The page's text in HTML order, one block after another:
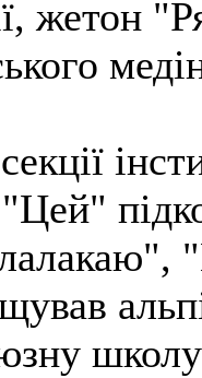
жетон
"Цей"